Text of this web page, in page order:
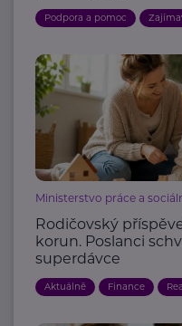
Podpora a pomoc
Ministerstvo práce a
Rodičovský
korun. Poslanci
superdávce
Aktuálně Finance